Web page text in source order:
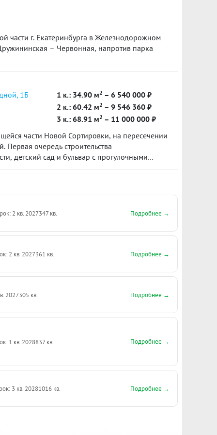
части г. Екатеринбурга в Железнодорожном
– Червонная, напротив парка
1Б
1 к.: 34.90 м2 – 6 540 000 ₽
2 к.: 60.42 м2 – 9 546 360 ₽
3 к.: 68.91 м2 – 11 000 000 ₽
части Новой Сортировки, на пересечении
очередь строительства
детский сад и бульвар с прогулочными
для отдыха и детских игр.
2 кв. 2027347 кв. Подробнее →
2 кв. 2027361 кв. Подробнее →
2027305 кв. Подробнее →
1 кв. 2028837 кв. Подробнее →
3 кв. 20281016 кв. Подробнее →